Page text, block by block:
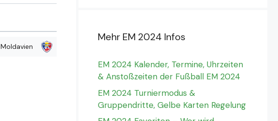
Moldavien
Mehr EM 2024 Infos
EM 2024 Kalender, Termine, Uhrzeiten
& Anstoßzeiten der Fußball EM 2024
EM 2024 Turniermodus &
Gruppendritte, Gelbe Karten Regelung